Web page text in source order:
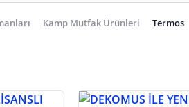
Kamp Mutfak Ürünleri Termos